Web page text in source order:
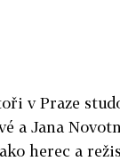
v Praze
a Jana
herec a